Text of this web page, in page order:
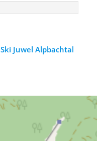
Ski Juwel Alpbachtal